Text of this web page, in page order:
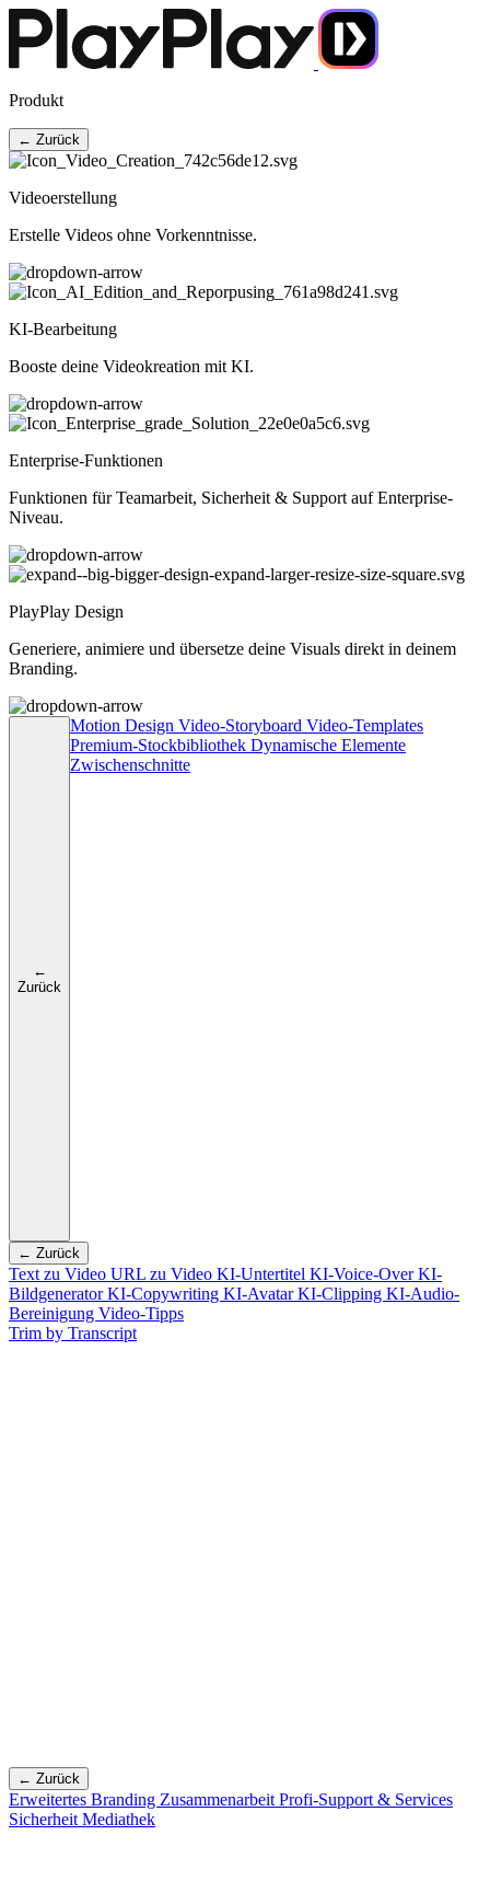
Produkt
← Zurück
Videoerstellung
Erstelle Videos ohne Vorkenntnisse.
KI-Bearbeitung
Booste deine Videokreation mit KI.
Enterprise-Funktionen
Funktionen für Teamarbeit, Sicherheit & Support auf Enterprise-
Niveau.
PlayPlay Design
Generiere, animiere und übersetze deine Visuals direkt in deinem
Branding.
←
Zurück
Motion Design Video-Storyboard Video-Templates
Premium-Stockbibliothek Dynamische Elemente
Zwischenschnitte
← Zurück
Text zu Video URL zu Video KI-Untertitel KI-Voice-OverKI-
BildgeneratorKI-Copywriting KI-AvatarKI-Clipping KI-Audio-
Bereinigung Video-Tipps
Trim by Transcript
← Zurück
Erweitertes Branding Zusammenarbeit Profi-Support & Services
Sicherheit Mediathek